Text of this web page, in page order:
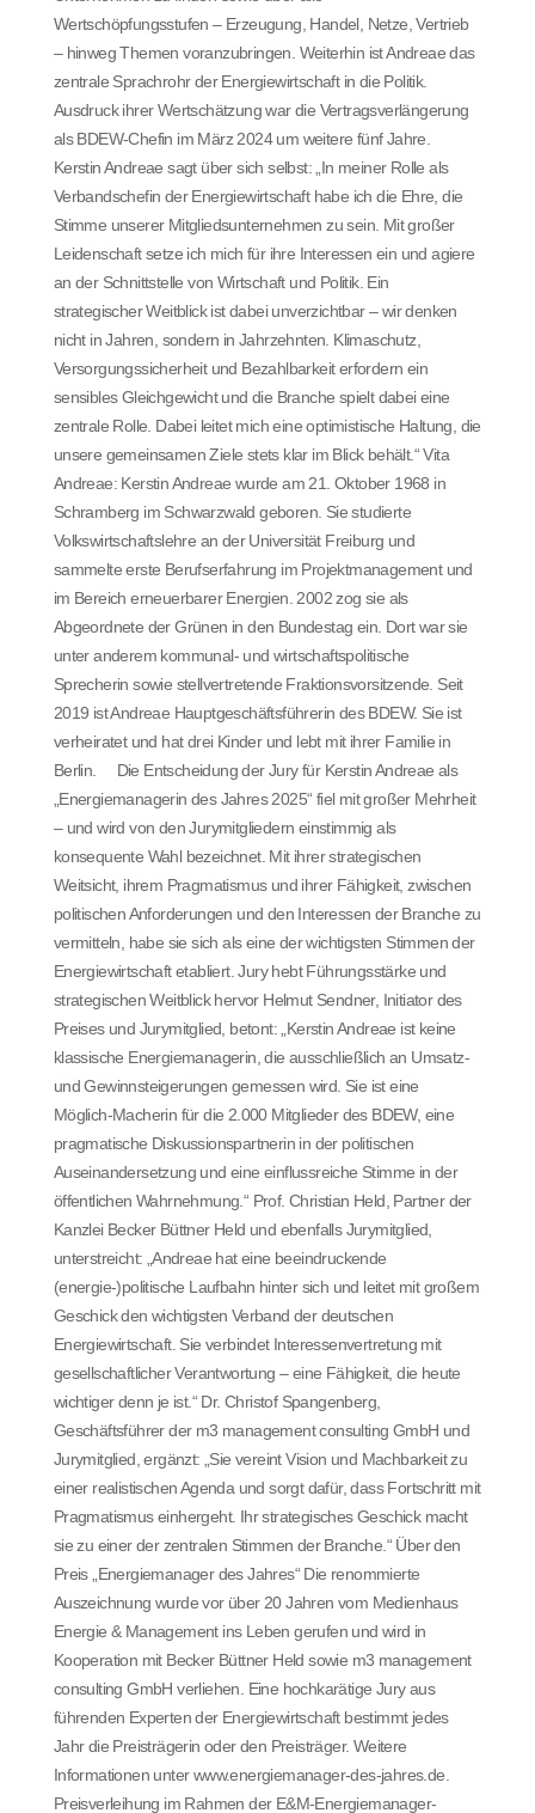
Wertschöpfungsstufen – Erzeugung, Handel, Netze, Vertrieb
– hinweg Themen voranzubringen. Weiterhin ist Andreae das
zentrale Sprachrohr der Energiewirtschaft in die Politik.
Ausdruck ihrer Wertschätzung war die Vertragsverlängerung
als BDEW-Chefin im März 2024 um weitere fünf Jahre.
Kerstin Andreae sagt über sich selbst: „In meiner Rolle als
Verbandschefin der Energiewirtschaft habe ich die Ehre, die
Stimme unserer Mitgliedsunternehmen zu sein. Mit großer
Leidenschaft setze ich mich für ihre Interessen ein und agiere
an der Schnittstelle von Wirtschaft und Politik. Ein
strategischer Weitblick ist dabei unverzichtbar – wir denken
nicht in Jahren, sondern in Jahrzehnten. Klimaschutz,
Versorgungssicherheit und Bezahlbarkeit erfordern ein
sensibles Gleichgewicht und die Branche spielt dabei eine
zentrale Rolle. Dabei leitet mich eine optimistische Haltung, die
unsere gemeinsamen Ziele stets klar im Blick behält.“ Vita
Andreae: Kerstin Andreae wurde am 21. Oktober 1968 in
Schramberg im Schwarzwald geboren. Sie studierte
Volkswirtschaftslehre an der Universität Freiburg und
sammelte erste Berufserfahrung im Projektmanagement und
im Bereich erneuerbarer Energien. 2002 zog sie als
Abgeordnete der Grünen in den Bundestag ein. Dort war sie
unter anderem kommunal- und wirtschaftspolitische
Sprecherin sowie stellvertretende Fraktionsvorsitzende. Seit
2019 ist Andreae Hauptgeschäftsführerin des BDEW. Sie ist
verheiratet und hat drei Kinder und lebt mit ihrer Familie in
Berlin. Die Entscheidung der Jury für Kerstin Andreae als
„Energiemanagerin des Jahres 2025“ fiel mit großer Mehrheit
– und wird von den Jurymitgliedern einstimmig als
konsequente Wahl bezeichnet. Mit ihrer strategischen
Weitsicht, ihrem Pragmatismus und ihrer Fähigkeit, zwischen
politischen Anforderungen und den Interessen der Branche zu
vermitteln, habe sie sich als eine der wichtigsten Stimmen der
Energiewirtschaft etabliert. Jury hebt Führungsstärke und
strategischen Weitblick hervor Helmut Sendner, Initiator des
Preises und Jurymitglied, betont: „Kerstin Andreae ist keine
klassische Energiemanagerin, die ausschließlich an Umsatz-
und Gewinnsteigerungen gemessen wird. Sie ist eine
Möglich-Macherin für die 2.000 Mitglieder des BDEW, eine
pragmatische Diskussionspartnerin in der politischen
Auseinandersetzung und eine einflussreiche Stimme in der
öffentlichen Wahrnehmung.“ Prof. Christian Held, Partner der
Kanzlei Becker Büttner Held und ebenfalls Jurymitglied,
unterstreicht: „Andreae hat eine beeindruckende
(energie-)politische Laufbahn hinter sich und leitet mit großem
Geschick den wichtigsten Verband der deutschen
Energiewirtschaft. Sie verbindet Interessenvertretung mit
gesellschaftlicher Verantwortung – eine Fähigkeit, die heute
wichtiger denn je ist.“ Dr. Christof Spangenberg,
Geschäftsführer der m3 management consulting GmbH und
Jurymitglied, ergänzt: „Sie vereint Vision und Machbarkeit zu
einer realistischen Agenda und sorgt dafür, dass Fortschritt mit
Pragmatismus einhergeht. Ihr strategisches Geschick macht
sie zu einer der zentralen Stimmen der Branche.“ Über den
Preis „Energiemanager des Jahres“ Die renommierte
Auszeichnung wurde vor über 20 Jahren vom Medienhaus
Energie & Management ins Leben gerufen und wird in
Kooperation mit Becker Büttner Held sowie m3 management
consulting GmbH verliehen. Eine hochkarätige Jury aus
führenden Experten der Energiewirtschaft bestimmt jedes
Jahr die Preisträgerin oder den Preisträger. Weitere
Informationen unter www.energiemanager-des-jahres.de.
Preisverleihung im Rahmen der E&M-Energiemanager-